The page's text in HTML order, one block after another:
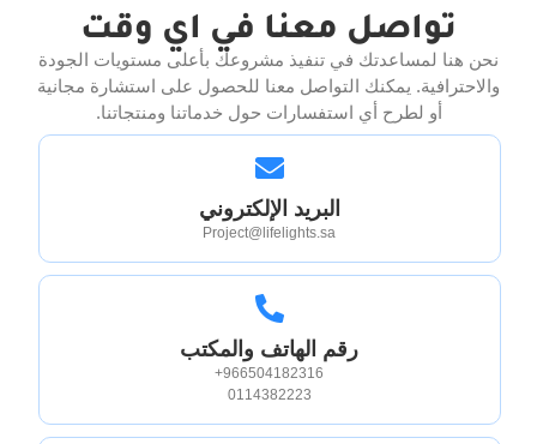
تواصل معنا في اي وقت
نحن هنا لمساعدتك في تنفيذ مشروعك بأعلى مستويات الجودة
والاحترافية. يمكنك التواصل معنا للحصول على استشارة مجانية
أو لطرح أي استفسارات حول خدماتنا ومنتجاتنا.
البريد الإلكتروني
Project@lifelights.sa
رقم الهاتف والمكتب
966504182316+
0114382223